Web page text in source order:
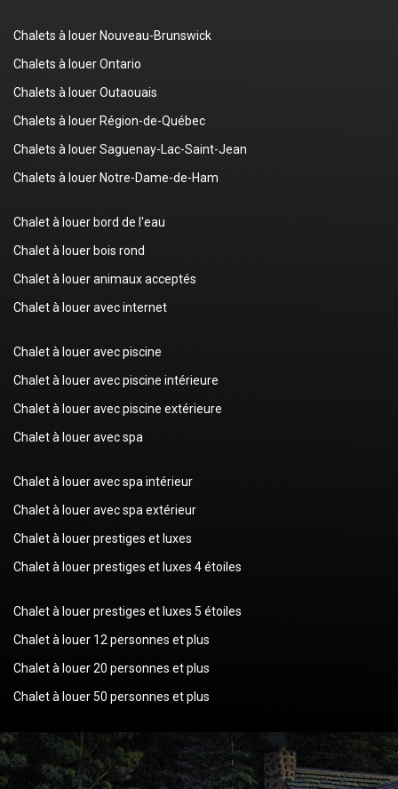
Chalets à louer Nouveau-Brunswick
Chalets à louer Ontario
Chalets à louer Outaouais
Chalets à louer Région-de-Québec
Chalets à louer Saguenay-Lac-Saint-Jean
Chalets à louer Notre-Dame-de-Ham
Chalet à louer bord de l'eau
Chalet à louer bois rond
Chalet à louer animaux acceptés
Chalet à louer avec internet
Chalet à louer avec piscine
Chalet à louer avec piscine intérieure
Chalet à louer avec piscine extérieure
Chalet à louer avec spa
Chalet à louer avec spa intérieur
Chalet à louer avec spa extérieur
Chalet à louer prestiges et luxes
Chalet à louer prestiges et luxes 4 étoiles
Chalet à louer prestiges et luxes 5 étoiles
Chalet à louer 12 personnes et plus
Chalet à louer 20 personnes et plus
Chalet à louer 50 personnes et plus